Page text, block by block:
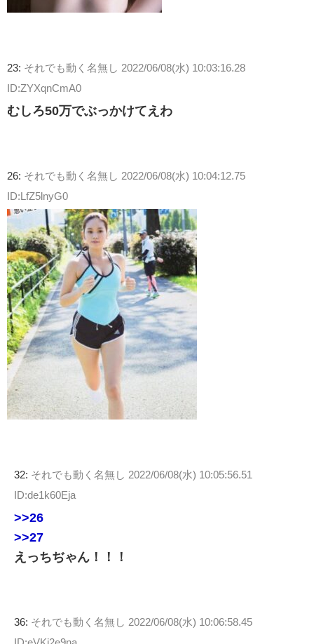
23: それでも動く名無し 2022/06/08(水) 10:03:16.28
ID:ZYXqnCmA0
むしろ50万でぶっかけてえわ
26: それでも動く名無し 2022/06/08(水) 10:04:12.75
ID:LfZ5lnyG0
32: それでも動く名無し 2022/06/08(水) 10:05:56.51
ID:de1k60Eja
>>26
>>27
えっちぢゃん！！！
36: それでも動く名無し 2022/06/08(水) 10:06:58.45